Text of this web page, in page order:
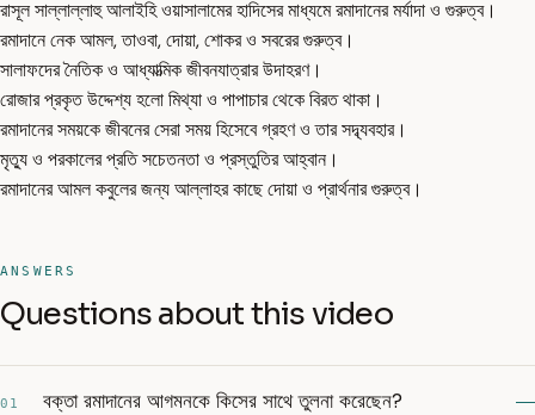
রাসূল সাল্লাল্লাহু আলাইহি ওয়াসালামের হাদিসের মাধ্যমে রমাদানের মর্যাদা ও গুরুত্ব।
রমাদানে নেক আমল, তাওবা, দোয়া, শোকর ও সবরের গুরুত্ব।
সালাফদের নৈতিক ও আধ্যাত্মিক জীবনযাত্রার উদাহরণ।
রোজার প্রকৃত উদ্দেশ্য হলো মিথ্যা ও পাপাচার থেকে বিরত থাকা।
রমাদানের সময়কে জীবনের সেরা সময় হিসেবে গ্রহণ ও তার সদ্ব্যবহার।
মৃত্যু ও পরকালের প্রতি সচেতনতা ও প্রস্তুতির আহ্বান।
রমাদানের আমল কবুলের জন্য আল্লাহর কাছে দোয়া ও প্রার্থনার গুরুত্ব।
ANSWERS
Questions about this video
01 বক্তা রমাদানের আগমনকে কিসের সাথে তুলনা করেছেন?